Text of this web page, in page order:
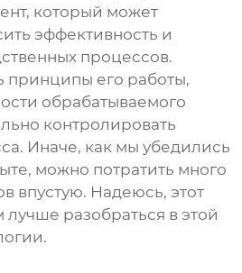
который может
эффективность и
процессов.
принципы его работы,
обрабатываемого
контролировать
Иначе, как мы убедились
можно потратить много
впустую. Надеюсь, этот
разобраться в этой